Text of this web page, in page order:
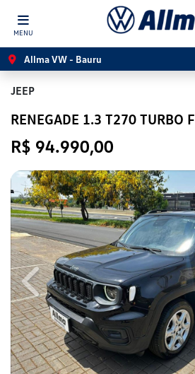
MENU
Allma VW - Bauru
JEEP
RENEGADE 1.3 T270 TURBO
R$ 94.990,00
Previous